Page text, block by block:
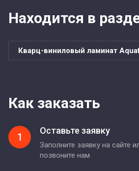
Находится в
Кварц-виниловый ламинат
Как заказать
1
Оставьте заявку
Заполните заявку на сайте
позвоните нам